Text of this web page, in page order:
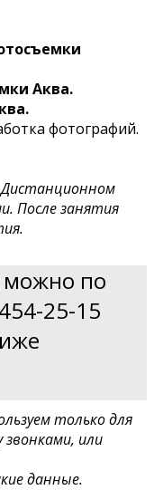
Аква.
фотографий.
После занятия
можно по
25-15
только для
звонками, или
данные.